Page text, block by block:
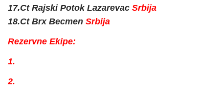
17.Ct Rajski Potok Lazarevac Srbija
18.Ct Brx Becmen Srbija
Rezervne Ekipe:
1.
2.